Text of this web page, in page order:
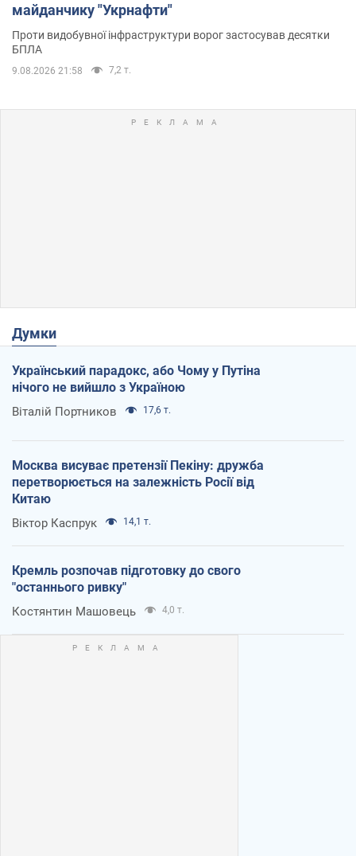
майданчику "Укрнафти"
Проти видобувної інфраструктури ворог застосував десятки
БПЛА
9.08.2026 21:58 7,2 т.
Думки
Український парадокс, або Чому у Путіна
нічого не вийшло з Україною
Віталій Портников 17,6 т.
Москва висуває претензії Пекіну: дружба
перетворюється на залежність Росії від
Китаю
Віктор Каспрук 14,1 т.
Кремль розпочав підготовку до свого
"останнього ривку"
Костянтин Машовець 4,0 т.